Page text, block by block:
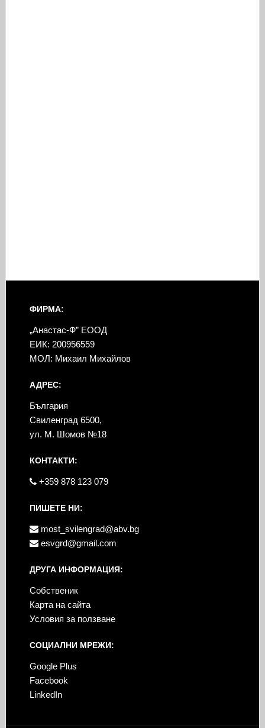
ФИРМА:
„Анастас-Ф” ЕООД
ЕИК: 200956559
МОЛ: Михаил Михайлов
АДРЕС:
България
Свиленград 6500,
ул. М. Шомов №18
КОНТАКТИ:
+359 878 123 079
ПИШЕТЕ НИ:
most_svilengrad@abv.bg
esvgrd@gmail.com
ДРУГА ИНФОРМАЦИЯ:
Собственик
Карта на сайта
Условия за ползване
СОЦИАЛНИ МРЕЖИ:
Google Plus
Facebook
LinkedIn